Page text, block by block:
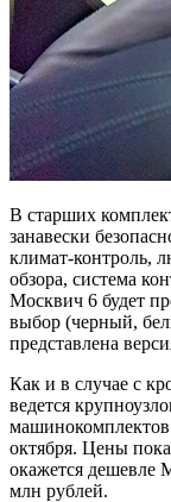
В старших
занавески
климат-контроль,
обзора, система
Москвич 6 будет
выбор (черный,
представлена
Как и в случае с
ведется
октября. Цены
окажется дешевле
млн рублей.